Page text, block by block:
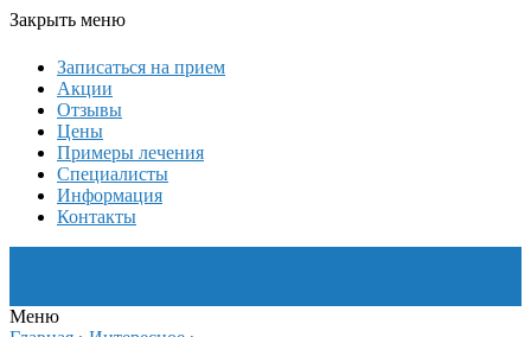
Закрыть меню
Записаться на прием
Акции
Отзывы
Цены
Примеры лечения
Специалисты
Информация
Контакты
Меню